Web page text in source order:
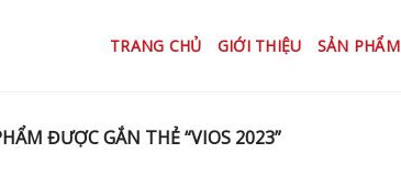
TRANG CHỦ GIỚI THIỆU SẢN PHẨM
ĐƯỢC GẮN THẺ “VIOS 2023”